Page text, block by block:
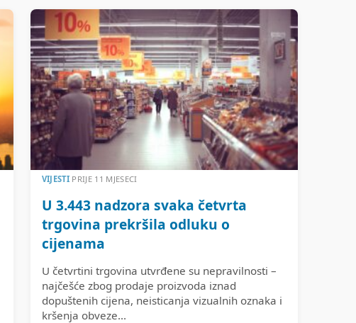
VIJESTI PRIJE 11 MJESECI
U 3.443 nadzora svaka četvrta
trgovina prekršila odluku o
cijenama
U četvrtini trgovina utvrđene su nepravilnosti –
najčešće zbog prodaje proizvoda iznad
dopuštenih cijena, neisticanja vizualnih oznaka i
kršenja obveze...